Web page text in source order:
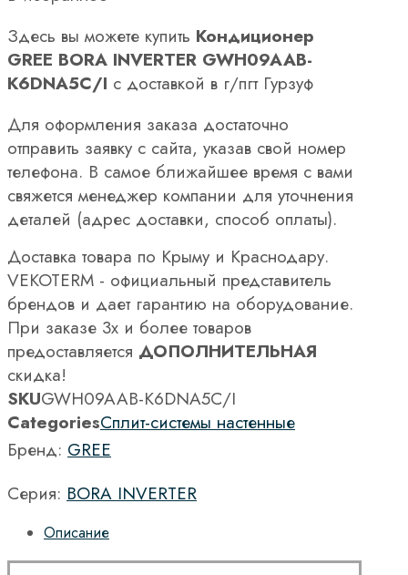
Здесь вы можете купить Кондиционер
GREE BORA INVERTER GWH09AAB-
K6DNA5C/I с доставкой в г/пгт Гурзуф
Для оформления заказа достаточно
отправить заявку с сайта, указав свой номер
телефона. В самое ближайшее время с вами
свяжется менеджер компании для уточнения
деталей (адрес доставки, способ оплаты).
Доставка товара по Крыму и Краснодару.
VEKOTERM - официальный представитель
брендов и дает гарантию на оборудование.
При заказе 3х и более товаров
предоставляется ДОПОЛНИТЕЛЬНАЯ
скидка!
SKUGWH09AAB-K6DNA5C/I
CategoriesСплит-системы настенные
Бренд: GREE
Серия: BORA INVERTER
Описание